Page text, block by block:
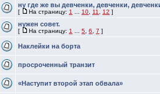
ну где же вы девченки, девченки,
[ На страницу: 1 10 11 12 ]
нужен совет.
[ На страницу: 1 5 6 7 ]
Наклейки на борта
просроченный транзит
«Наступит второй этап обвала»